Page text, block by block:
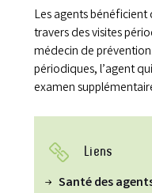
Les agents bénéficient
travers des visites
médecin de
périodiques, l’agent
examen
Liens
Santé des